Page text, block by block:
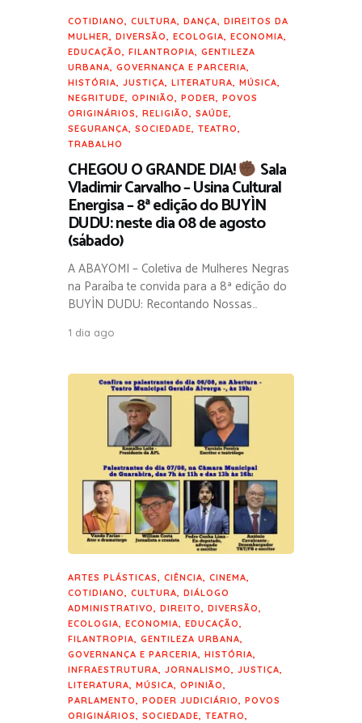
COTIDIANO CULTURA DANÇA
DIREITOS DA
MULHER
DIVERSÃO ECOLOGIA ECONOMIA
EDUCAÇÃO
FILANTROPIA
GENTILEZA
URBANA
GOVERNANÇA E PARCERIA
HISTÓRIA
JUSTIÇA LITERATURA MÚSICA
NEGRITUDE
OPINIÃO PODER
POVOS
ORIGINÁRIOS
RELIGIÃO SAÚDE
SEGURANÇA
SOCIEDADE TEATRO
TRABALHO
CHEGOU O GRANDE DIA! Sala
Vladimir Carvalho – Usina Cultural
Energisa – 8ª edição do BUYÌN
DUDU: neste dia 08 de agosto
(sábado)
A ABAYOMI – Coletiva de Mulheres Negras
na Paraíba te convida para a 8ª edição do
BUYÌN DUDU: Recontando Nossas…
1 dia ago
ARTES PLÁSTICAS, CIÊNCIA, CINEMA,
COTIDIANO, CULTURA, DIÁLOGO
ADMINISTRATIVO, DIREITO, DIVERSÃO,
ECOLOGIA, ECONOMIA, EDUCAÇÃO,
FILANTROPIA, GENTILEZA URBANA,
GOVERNANÇA E PARCERIA, HISTÓRIA,
INFRAESTRUTURA, JORNALISMO, JUSTIÇA,
LITERATURA, MÚSICA, OPINIÃO,
PARLAMENTO, PODER JUDICIÁRIO, POVOS
ORIGINÁRIOS, SOCIEDADE, TEATRO,